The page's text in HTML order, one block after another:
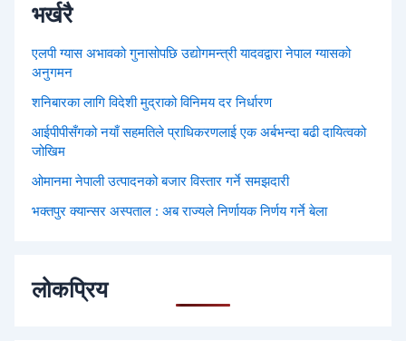
भर्खरै
एलपी ग्यास अभावको गुनासोपछि उद्योगमन्त्री यादवद्वारा नेपाल ग्यासको
अनुगमन
शनिबारका लागि विदेशी मुद्राको विनिमय दर निर्धारण
आईपीपीसँगको नयाँ सहमतिले प्राधिकरणलाई एक अर्बभन्दा बढी दायित्वको
जोखिम
ओमानमा नेपाली उत्पादनको बजार विस्तार गर्ने समझदारी
भक्तपुर क्यान्सर अस्पताल : अब राज्यले निर्णायक निर्णय गर्ने बेला
लोकप्रिय